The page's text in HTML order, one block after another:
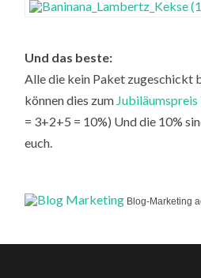
Und das beste:
Alle die kein Paket zugeschickt
können dies zum Jubiläumspreis
= 3+2+5 = 10%) Und die 10%
euch.
Blog-Marketing